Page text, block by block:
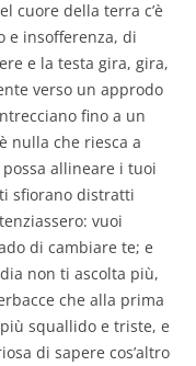
cuore della terra c’è
e insofferenza, di
e la testa gira, gira,
verso un approdo
fino a un
nulla che riesca a
allineare i tuoi
sfiorano distratti
vuoi
di cambiare te; e
non ti ascolta più,
che alla prima
squallido e triste, e
di sapere cos’altro